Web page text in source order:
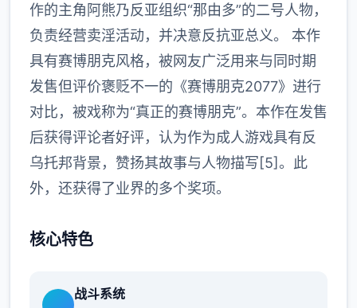
作的主角阿熊乃反亚组织“那由多”的二号人物，
负责经营卖淫活动，并决意反抗亚总义。 本作
具有赛博朋克风格，被网友广泛用来与同时期
发售但评价褒贬不一的《赛博朋克2077》进行
对比，被戏称为“真正的赛博朋克”。本作在发售
后获得评论者好评，认为作为成人游戏具有反
乌托邦背景，赞扬其故事与人物描写[5]。此
外，还获得了业界的多个奖项。
核心特色
战斗系统